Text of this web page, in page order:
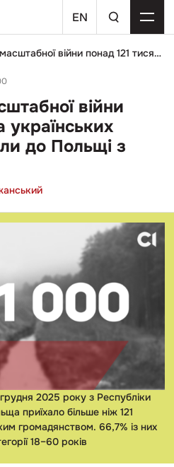
EN
За час повномасштабної війни понад 121 тисяча українських чоловіків прибули до Польщі з Білорусі
війни
українських
до Польщі з
2025 року з Республіки
приїхало більше ніж 121
громадянством. 66,7% із них
18–60 років